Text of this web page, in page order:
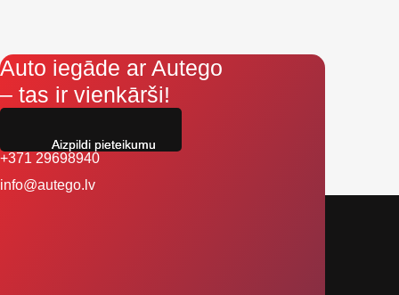
Auto iegāde ar Autego
– tas ir vienkārši!
+371 29698940
info@autego.lv